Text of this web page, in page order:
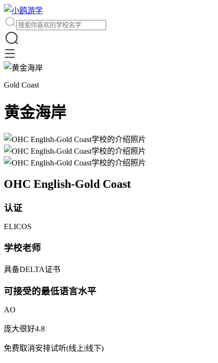
Gold Coast
黄金海岸
OHC English-Gold Coast
认证
ELICOS
学校老师
具备DELTA证书
可接受的最低语言水平
AO
庞大很好4.8
免费取消安排试听(线上|线下)